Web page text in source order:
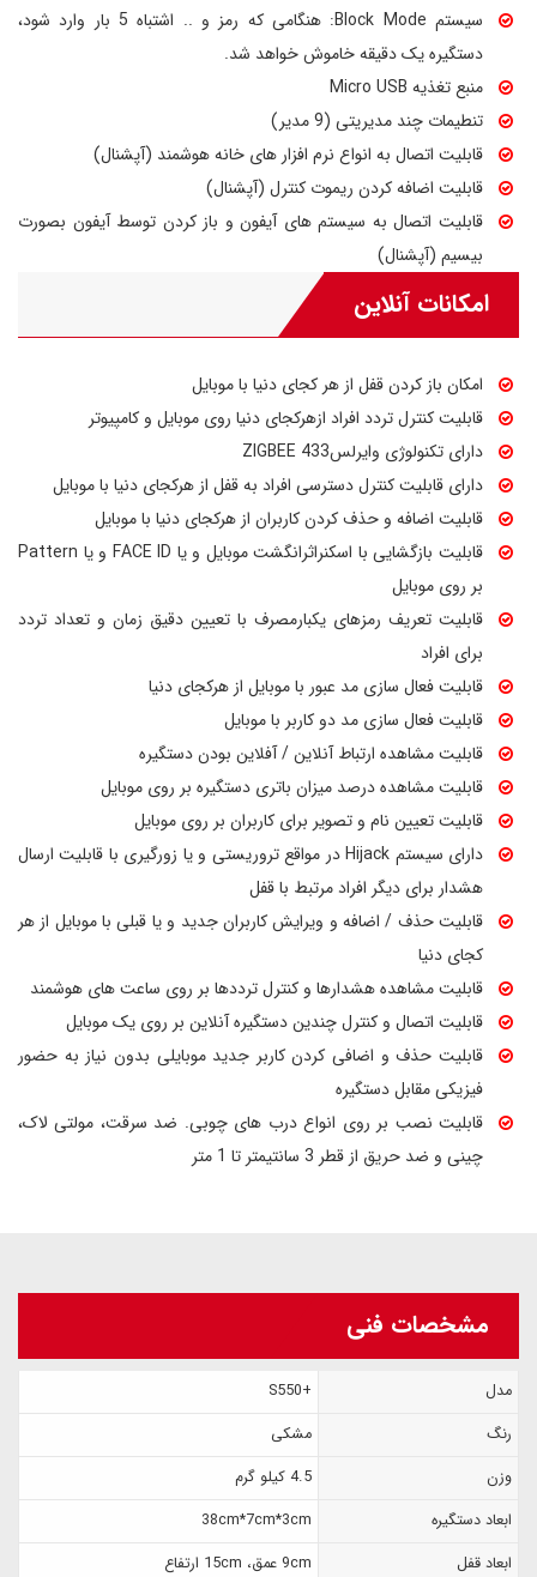
سیستم Block Mode: هنگامی که رمز و .. اشتباه 5 بار وارد شود،
دستگیره یک دقیقه خاموش خواهد شد.
منبع تغذیه Micro USB
تنطیمات چند مدیریتی (9 مدیر)
قابلیت اتصال به انواع نرم افزار های خانه هوشمند (آپشنال)
قابلیت اضافه کردن ریموت کنترل (آپشنال)
قابلیت اتصال به سیستم های آیفون و باز کردن توسط آیفون بصورت
بیسیم (آپشنال)
امکانات آنلاین
امکان باز کردن قفل از هر کجای دنیا با موبایل
قابلیت کنترل تردد افراد ازهرکجای دنیا روی موبایل و کامپیوتر
دارای تکنولوژی وایرلسZIGBEE 433
دارای قابلیت کنترل دسترسی افراد به قفل از هرکجای دنیا با موبایل
قابلیت اضافه و حذف کردن کاربران از هرکجای دنیا با موبایل
قابلیت بازگشایی با اسکنراثرانگشت موبایل و یا FACE ID و یا Pattern
بر روی موبایل
قابلیت تعریف رمزهای یکبارمصرف با تعیین دقیق زمان و تعداد تردد
برای افراد
قابلیت فعال سازی مد عبور با موبایل از هرکجای دنیا
قابلیت فعال سازی مد دو کاربر با موبایل
قابلیت مشاهده ارتباط آنلاین / آفلاین بودن دستگیره
قابلیت مشاهده درصد میزان باتری دستگیره بر روی موبایل
قابلیت تعیین نام و تصویر برای کاربران بر روی موبایل
دارای سیستم Hijack در مواقع تروریستی و یا زورگیری با قابلیت ارسال
هشدار برای دیگر افراد مرتبط با قفل
قابلیت حذف / اضافه و ویرایش کاربران جدید و یا قبلی با موبایل از هر
کجای دنیا
قابلیت مشاهده هشدارها و کنترل ترددها بر روی ساعت های هوشمند
قابلیت اتصال و کنترل چندین دستگیره آنلاین بر روی یک موبایل
قابلیت حذف و اضافی کردن کاربر جدید موبایلی بدون نیاز به حضور
فیزیکی مقابل دستگیره
قابلیت نصب بر روی انواع درب های چوبی. ضد سرقت، مولتی لاک،
چینی و ضد حریق از قطر 3 سانتیمتر تا 1 متر
مشخصات فنی
مدل
+S550
رنگ
مشکی
وزن
4.5 کیلو گرم
ابعاد دستگیره
38cm*7cm*3cm
ابعاد قفل
9cm عمق، 15cm ارتفاع